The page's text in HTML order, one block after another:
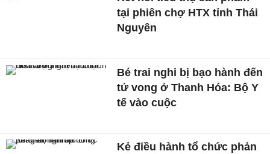
tại phiên chợ HTX tỉnh Thái
Nguyên
Bé trai nghi bị bạo hành đến
tử vong ở Thanh Hóa: Bộ Y
tế vào cuộc
Kẻ điều hành tổ chức phản